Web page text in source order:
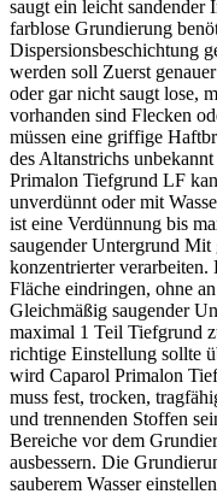
saugt ein leicht sandender
farblose Grundierung
Dispersionsbeschichtung
werden soll Zuerst
oder gar nicht saugt lose,
vorhanden sind Flecken
müssen eine griffige
des Altanstrichs
Primalon Tiefgrund LF
unverdünnt oder mit
ist eine Verdünnung bis
saugender Untergrund Mit
konzentrierter verarbeiten.
Fläche eindringen, ohne
Gleichmäßig saugender
maximal 1 Teil Tiefgrund
richtige Einstellung sollte
wird Caparol Primalon
muss fest, trocken,
und trennenden Stoffen
Bereiche vor dem
ausbessern. Die
sauberem Wasser